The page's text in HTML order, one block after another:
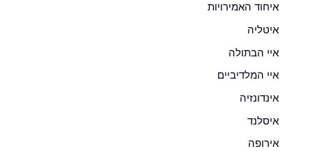
איחוד האמירויות
איטליה
איי הבתולה
איי המלדיביים
אינדונזיה
איסלנד
אירופה